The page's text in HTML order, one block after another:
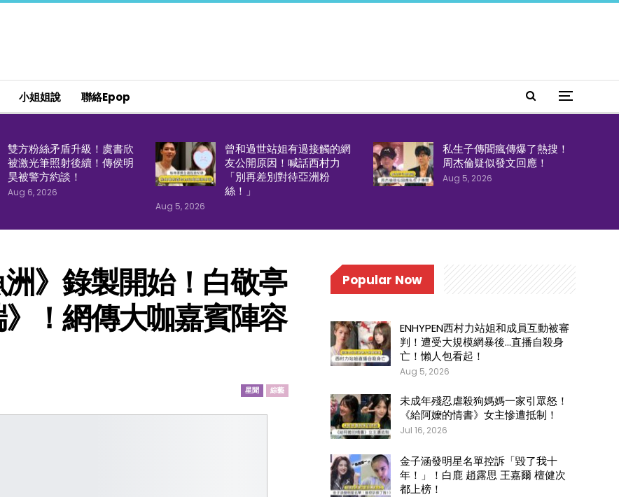
小姐姐說 聯絡epop
雙方粉絲矛盾升級！虞書欣
被激光筆照射後續！傳侯明
昊被警方約談！
Aug 6, 2026
曾和過世站姐有過接觸的網
友公開原因！喊話西村力
「別再差別對待亞洲粉
絲！」
Aug 5, 2026
私生子傳聞瘋傳爆了熱搜！
周杰倫疑似發文回應！
Aug 5, 2026
》錄製開始！白敬亭
！網傳大咖嘉賓陣容
星聞 綜藝
Popular Now
ENHYPEN西村力站姐和成員互動被審
判！遭受大規模網暴後…直播自殺身
亡！懶人包看起！
Aug 5, 2026
未成年殘忍虐殺狗媽媽一家引眾怒！
《給阿嬤的情書》女主慘遭抵制！
Jul 16, 2026
金子涵發明星名單控訴「毀了我十
年！」！白鹿 趙露思 王嘉爾 檀健次
都上榜！